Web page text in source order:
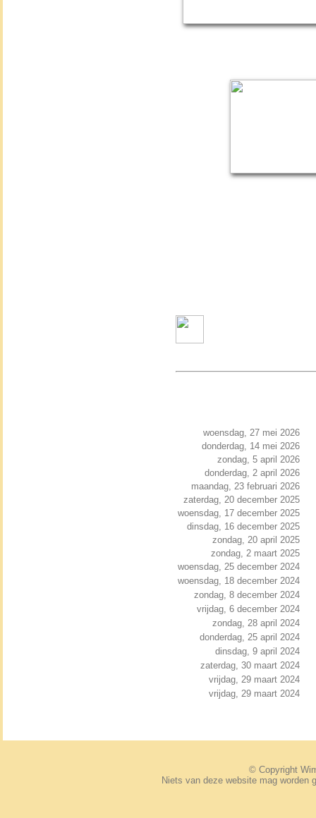
woensdag, 27 mei 2026
donderdag, 14 mei 2026
zondag, 5 april 2026
donderdag, 2 april 2026
maandag, 23 februari 2026
zaterdag, 20 december 2025
woensdag, 17 december 2025
dinsdag, 16 december 2025
zondag, 20 april 2025
zondag, 2 maart 2025
woensdag, 25 december 2024
woensdag, 18 december 2024
zondag, 8 december 2024
vrijdag, 6 december 2024
zondag, 28 april 2024
donderdag, 25 april 2024
dinsdag, 9 april 2024
zaterdag, 30 maart 2024
vrijdag, 29 maart 2024
vrijdag, 29 maart 2024
© Copyright
Niets van deze website mag worden